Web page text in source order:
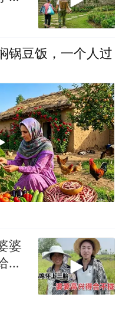
锅豆饭，一个人过
婆
她